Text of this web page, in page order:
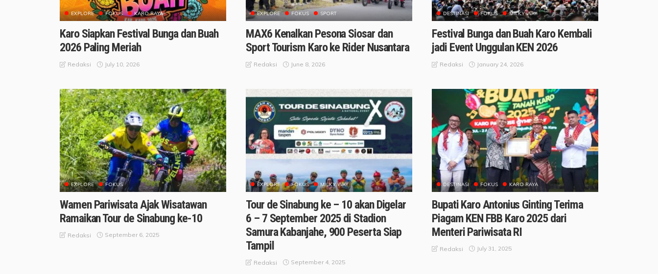
EXPLORE FOKUS KARO RAYA
Karo Siapkan Festival Bunga dan Buah
2026 Paling Meriah
Redaksi July 10, 2026
EXPLORE FOKUS SPORT
MAX6 Kenalkan Pesona Siosar dan
Sport Tourism Karo ke Rider Nusantara
Redaksi June 8, 2026
DESTINASI FOKUS MILKY WAY
Festival Bunga dan Buah Karo Kembali
jadi Event Unggulan KEN 2026
Redaksi January 24, 2026
EXPLORE FOKUS
Wamen Pariwisata Ajak Wisatawan
Ramaikan Tour de Sinabung ke-10
Redaksi September 6, 2025
EXPLORE FOKUS MILKY WAY
Tour de Sinabung ke – 10 akan Digelar
6 – 7 September 2025 di Stadion
Samura Kabanjahe, 900 Peserta Siap
Tampil
Redaksi September 4, 2025
DESTINASI FOKUS KARO RAYA
Bupati Karo Antonius Ginting Terima
Piagam KEN FBB Karo 2025 dari
Menteri Pariwisata RI
Redaksi July 31, 2025